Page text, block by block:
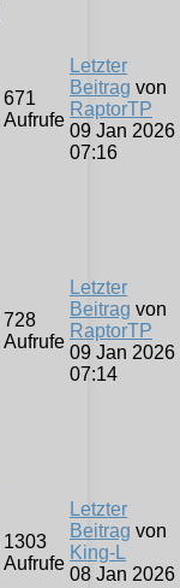
671
Aufrufe
Letzter
Beitrag von
RaptorTP
09 Jan 2026
07:16
728
Aufrufe
Letzter
Beitrag von
RaptorTP
09 Jan 2026
07:14
1303
Aufrufe
Letzter
Beitrag von
King-L
08 Jan 2026